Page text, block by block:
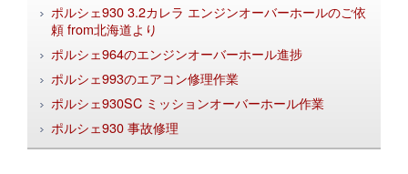
ポルシェ930 3.2カレラ エンジンオーバーホールのご依
頼 from北海道より
ポルシェ964のエンジンオーバーホール進捗
ポルシェ993のエアコン修理作業
ポルシェ930SC ミッションオーバーホール作業
ポルシェ930 事故修理